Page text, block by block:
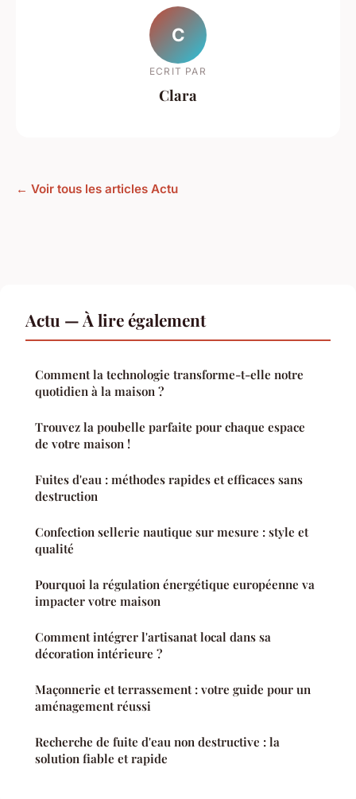
C
ECRIT PAR
Clara
← Voir tous les articles Actu
Actu — À lire également
Comment la technologie transforme-t-elle notre
quotidien à la maison ?
Trouvez la poubelle parfaite pour chaque espace
de votre maison !
Fuites d'eau : méthodes rapides et efficaces sans
destruction
Confection sellerie nautique sur mesure : style et
qualité
Pourquoi la régulation énergétique européenne va
impacter votre maison
Comment intégrer l'artisanat local dans sa
décoration intérieure ?
Maçonnerie et terrassement : votre guide pour un
aménagement réussi
Recherche de fuite d'eau non destructive : la
solution fiable et rapide